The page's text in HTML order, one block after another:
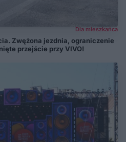
Dla mieszkańca
Zwężona jezdnia, ograniczenie
przejście przy VIVO!